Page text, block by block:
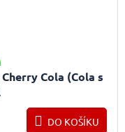
Cola (Cola s
DO KOŠÍKU